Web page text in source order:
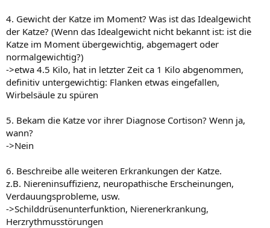
4. Gewicht der Katze im Moment? Was ist das Idealgewicht
der Katze? (Wenn das Idealgewicht nicht bekannt ist: ist die
Katze im Moment übergewichtig, abgemagert oder
normalgewichtig?)
->etwa 4.5 Kilo, hat in letzter Zeit ca 1 Kilo abgenommen,
definitiv untergewichtig: Flanken etwas eingefallen,
Wirbelsäule zu spüren
5. Bekam die Katze vor ihrer Diagnose Cortison? Wenn ja,
wann?
->Nein
6. Beschreibe alle weiteren Erkrankungen der Katze.
z.B. Niereninsuffizienz, neuropathische Erscheinungen,
Verdauungsprobleme, usw.
->Schilddrüsenunterfunktion, Nierenerkrankung,
Herzrythmusstörungen